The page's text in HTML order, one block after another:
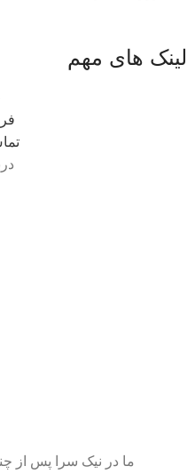
لینک های مهم
ما در نیک سرا پس از